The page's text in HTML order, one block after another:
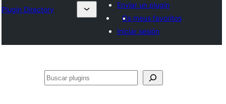
Plugin Directory
Enviar un plugin
Os meus favoritos
Iniciar sesión
Buscar